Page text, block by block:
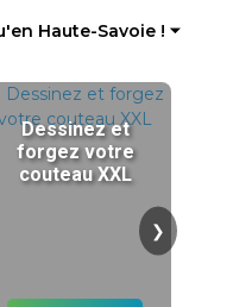
Haute-Savoie ! ⏷
Dessinez et
forgez votre
couteau XXL
❯